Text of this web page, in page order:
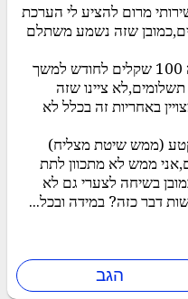
מרום להציע לי הערכת
מקרר תמורת 100 שקלים,כמובן שזה נשמע משתלם
עכשיו הגיע אלי קבלה ומתברר שזה 100 שקלים לחודש למשך
ציינו שזה
שמצויין באחריות זה בכלל לא
(ממש שיטת מצליח)
או 5% או 100 שקלים,אני ממש לא מתכוון לתת
בשיחה לצערי גם לא
דבר כזה? במידה ובכל...